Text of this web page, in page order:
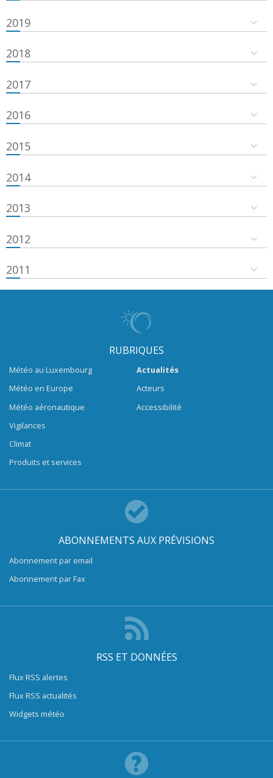
2019
2018
2017
2016
2015
2014
2013
2012
2011
RUBRIQUES
Météo au Luxembourg
Météo en Europe
Météo aéronautique
Vigilances
Climat
Produits et services
Actualités
Acteurs
Accessibilité
ABONNEMENTS AUX PRÉVISIONS
Abonnement par email
Abonnement par Fax
RSS ET DONNÉES
Flux RSS alertes
Flux RSS actualités
Widgets météo